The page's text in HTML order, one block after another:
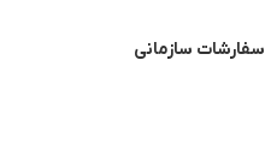
سفارشات سازمانی